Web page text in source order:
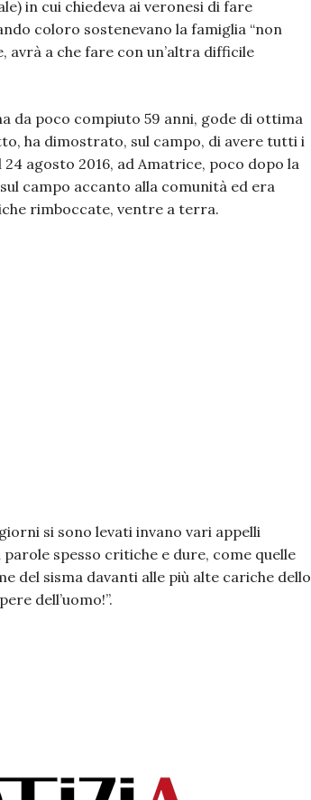
in cui chiedeva ai veronesi di fare
coloro sostenevano la famiglia “non
avrà a che fare con un’altra difficile
da poco compiuto 59 anni, gode di ottima
ha dimostrato, sul campo, di avere tutti i
agosto 2016, ad Amatrice, poco dopo la
campo accanto alla comunità ed era
rimboccate, ventre a terra.
si sono levati invano vari appelli
spesso critiche e dure, come quelle
del sisma davanti alle più alte cariche dello
dell’uomo!”.